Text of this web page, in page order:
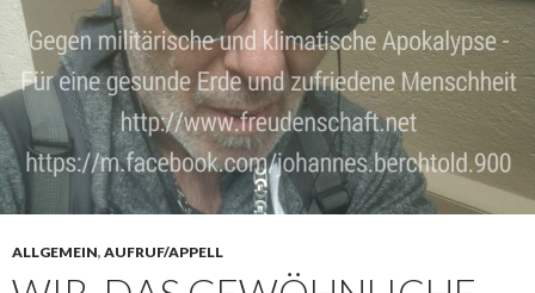
ALLGEMEIN, AUFRUF/APPELL